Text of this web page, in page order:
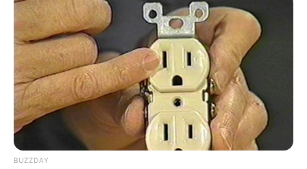
De acuerdo con el funcionario, en el primer cuatrimestre
de este año se han reportado 51 casos de hurtos de
motocicletas, la mayoría de ellos a causa del abandono
de los vehículos en vías públicas por parte de los
conductores.
BUZZDAY